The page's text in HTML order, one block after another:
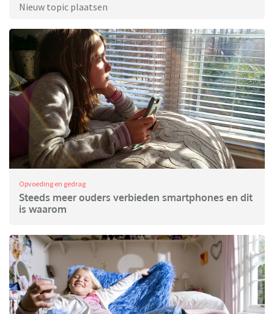
Nieuw topic plaatsen
Opvoeding en gedrag
Steeds meer ouders verbieden smartphones en dit
is waarom